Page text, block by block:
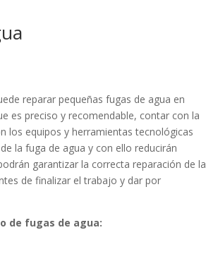
reparar pequeñas fugas de agua en
es preciso y recomendable, contar con la
los equipos y herramientas tecnológicas
la fuga de agua y con ello reducirán
garantizar la correcta reparación de la
de finalizar el trabajo y dar por
de fugas de agua: